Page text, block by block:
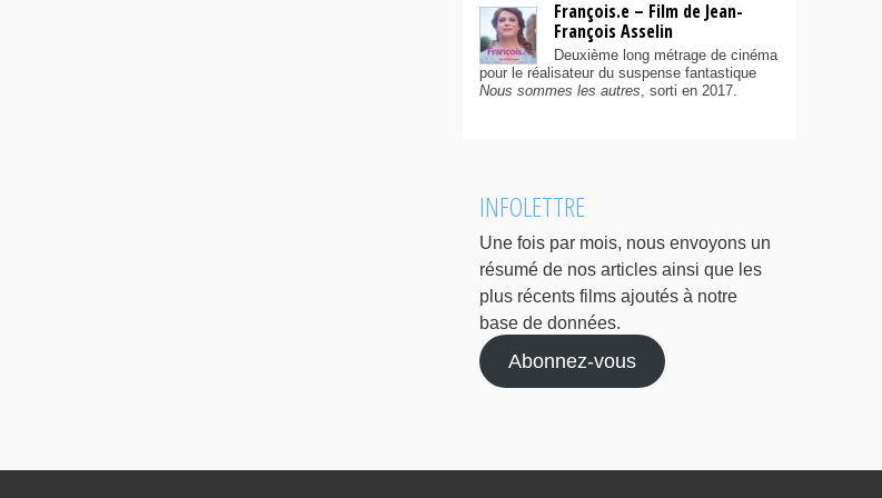
François.e – Film de Jean-
François Asselin
Deuxième long métrage de cinéma
pour le réalisateur du suspense fantastique
Nous sommes les autres, sorti en 2017.
INFOLETTRE
Une fois par mois, nous envoyons un
résumé de nos articles ainsi que les
plus récents films ajoutés à notre
base de données.
Abonnez-vous